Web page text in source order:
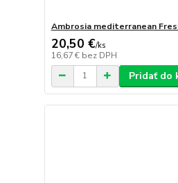
Ambrosia mediterranean
20,50 €/ks
16,67 € bez DPH
Pridať do